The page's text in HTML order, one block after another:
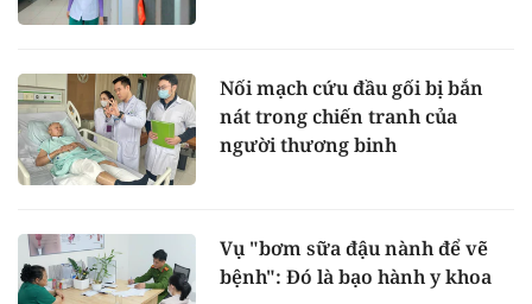
Nối mạch cứu đầu gối bị bắn
nát trong chiến tranh của
người thương binh
Vụ "bơm sữa đậu nành để vẽ
bệnh": Đó là bạo hành y khoa